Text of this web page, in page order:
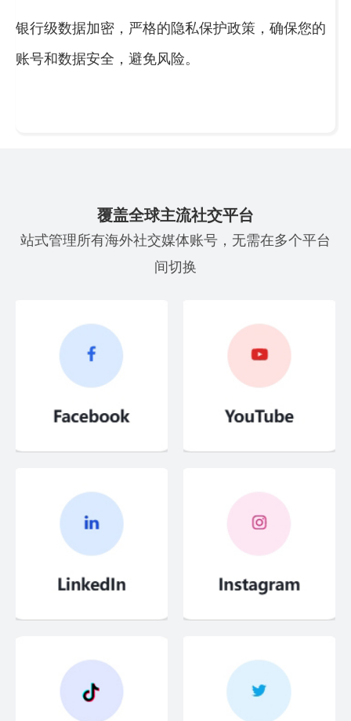
银行级数据加密，严格的隐私保护政策，确保您的
账号和数据安全，避免风险。
覆盖全球主流社交平台
站式管理所有海外社交媒体账号，无需在多个平台
间切换